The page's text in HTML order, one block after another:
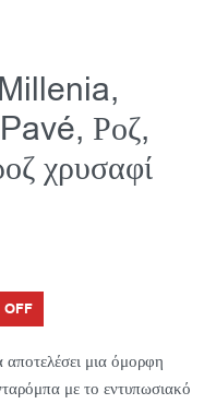
Ροζ,
χρυσαφί
OFF
μια όμορφη
με το εντυπωσιακό